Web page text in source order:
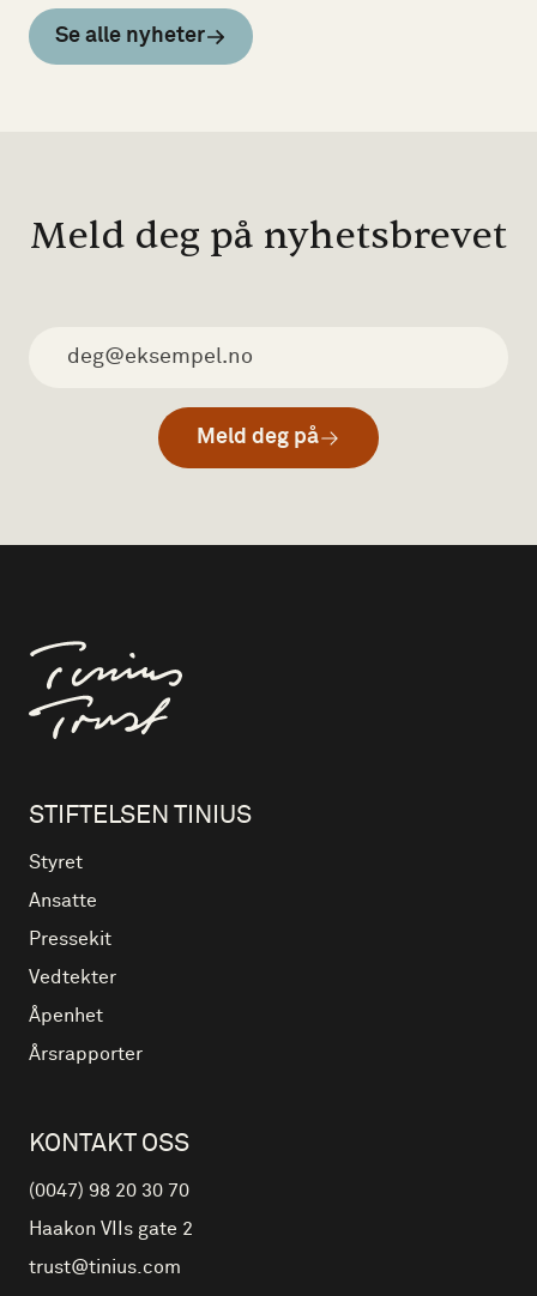
Se alle nyheter
Meld deg på nyhetsbrevet
Meld deg på
Til forsiden
STIFTELSEN TINIUS
Styret
Ansatte
Pressekit
Vedtekter
Åpenhet
Årsrapporter
KONTAKT OSS
(0047) 98 20 30 70
Haakon VIIs gate 2
trust@tinius.com